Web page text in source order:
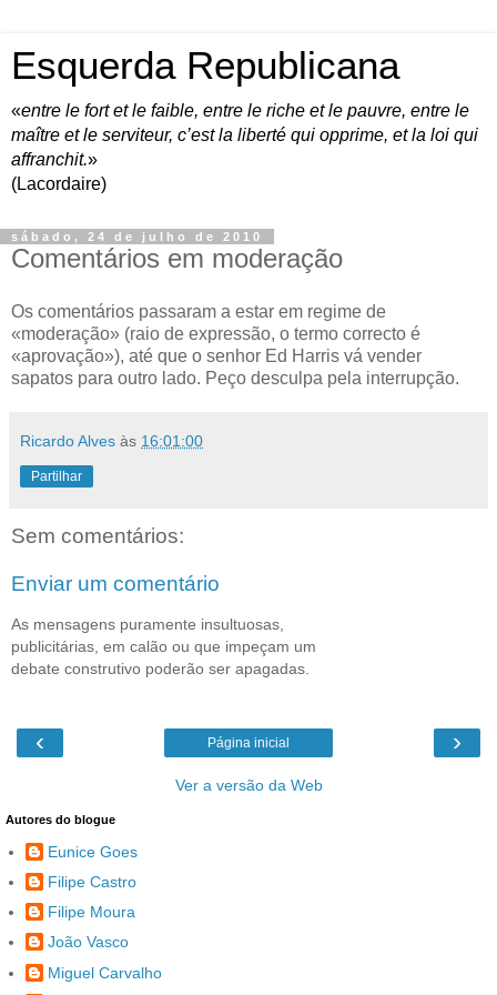
Esquerda Republicana
«entre le fort et le faible, entre le riche et le pauvre, entre le
maître et le serviteur, c’est la liberté qui opprime, et la loi qui
affranchit.»
(Lacordaire)
sábado, 24 de julho de 2010
Comentários em moderação
Os comentários passaram a estar em regime de
«moderação» (raio de expressão, o termo correcto é
«aprovação»), até que o senhor Ed Harris vá vender
sapatos para outro lado. Peço desculpa pela interrupção.
Ricardo Alves às 16:01:00
Partilhar
Sem comentários:
Enviar um comentário
As mensagens puramente insultuosas,
publicitárias, em calão ou que impeçam um
debate construtivo poderão ser apagadas.
‹ ›
Página inicial
Ver a versão da Web
Autores do blogue
Eunice Goes
Filipe Castro
Filipe Moura
João Vasco
Miguel Carvalho